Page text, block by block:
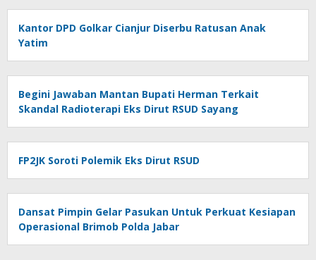
Kantor DPD Golkar Cianjur Diserbu Ratusan Anak
Yatim
Begini Jawaban Mantan Bupati Herman Terkait
Skandal Radioterapi Eks Dirut RSUD Sayang
FP2JK Soroti Polemik Eks Dirut RSUD
Dansat Pimpin Gelar Pasukan Untuk Perkuat Kesiapan
Operasional Brimob Polda Jabar